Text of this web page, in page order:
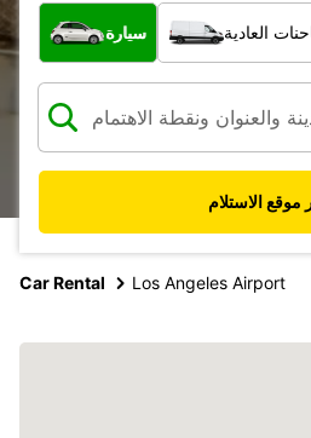
ما نوع المركبة؟
سيارة العادية
موقع الاستلام
Car Rental Los Angeles Airport